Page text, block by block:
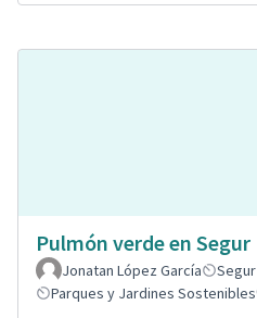
Pulmón verde en Segur
Jonatan López García
Segur
Parques y Jardines Sostenibles